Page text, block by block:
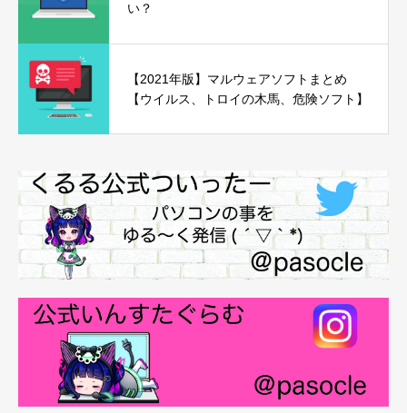
い？
【2021年版】マルウェアソフトまとめ
【ウイルス、トロイの木馬、危険ソフト】